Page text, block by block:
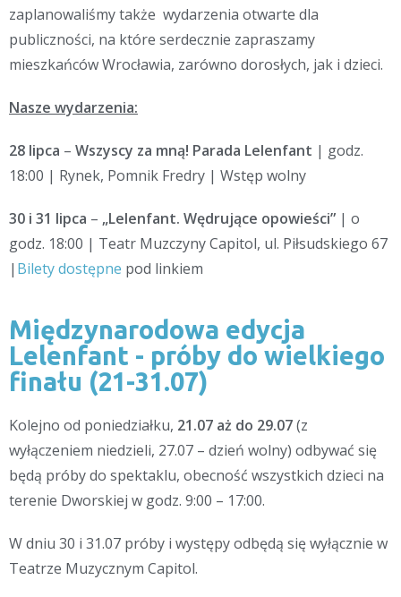
zaplanowaliśmy także wydarzenia otwarte dla
publiczności, na które serdecznie zapraszamy
mieszkańców Wrocławia, zarówno dorosłych, jak i dzieci.
Nasze wydarzenia:
28 lipca – Wszyscy za mną! Parada Lelenfant | godz.
18:00 | Rynek, Pomnik Fredry | Wstęp wolny
30 i 31 lipca – „Lelenfant. Wędrujące opowieści” | o
godz. 18:00 | Teatr Muzczyny Capitol, ul. Piłsudskiego 67
| Bilety dostępne pod linkiem
Międzynarodowa edycja
Lelenfant - próby do wielkiego
finału (21-31.07)
Kolejno od poniedziałku, 21.07 aż do 29.07(z
wyłączeniem niedzieli, 27.07 – dzień wolny) odbywać się
będą próby do spektaklu, obecność wszystkich dzieci na
terenie Dworskiej w godz. 9:00 – 17:00.
W dniu 30 i 31.07 próby i występy odbędą się wyłącznie w
Teatrze Muzycznym Capitol.